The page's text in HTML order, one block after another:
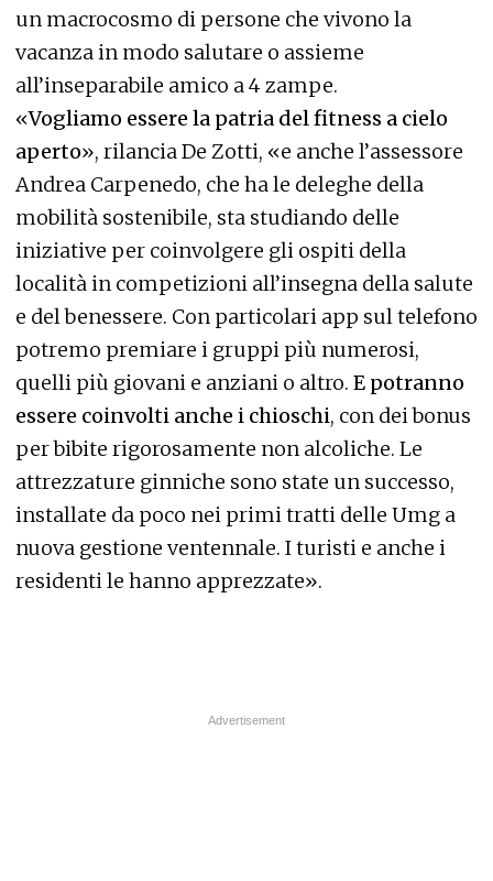
un macrocosmo di persone che vivono la
vacanza in modo salutare o assieme
all’inseparabile amico a 4 zampe.
«Vogliamo essere la patria del fitness a cielo
aperto», rilancia De Zotti, «e anche l’assessore
Andrea Carpenedo, che ha le deleghe della
mobilità sostenibile, sta studiando delle
iniziative per coinvolgere gli ospiti della
località in competizioni all’insegna della salute
e del benessere. Con particolari app sul telefono
potremo premiare i gruppi più numerosi,
quelli più giovani e anziani o altro. E potranno
essere coinvolti anche i chioschi, con dei bonus
per bibite rigorosamente non alcoliche. Le
attrezzature ginniche sono state un successo,
installate da poco nei primi tratti delle Umg a
nuova gestione ventennale. I turisti e anche i
residenti le hanno apprezzate».